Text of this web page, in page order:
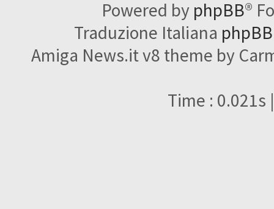
Powered by phpBB®
Traduzione Italiana
Amiga News.it v8 theme by
Time : 0.021s